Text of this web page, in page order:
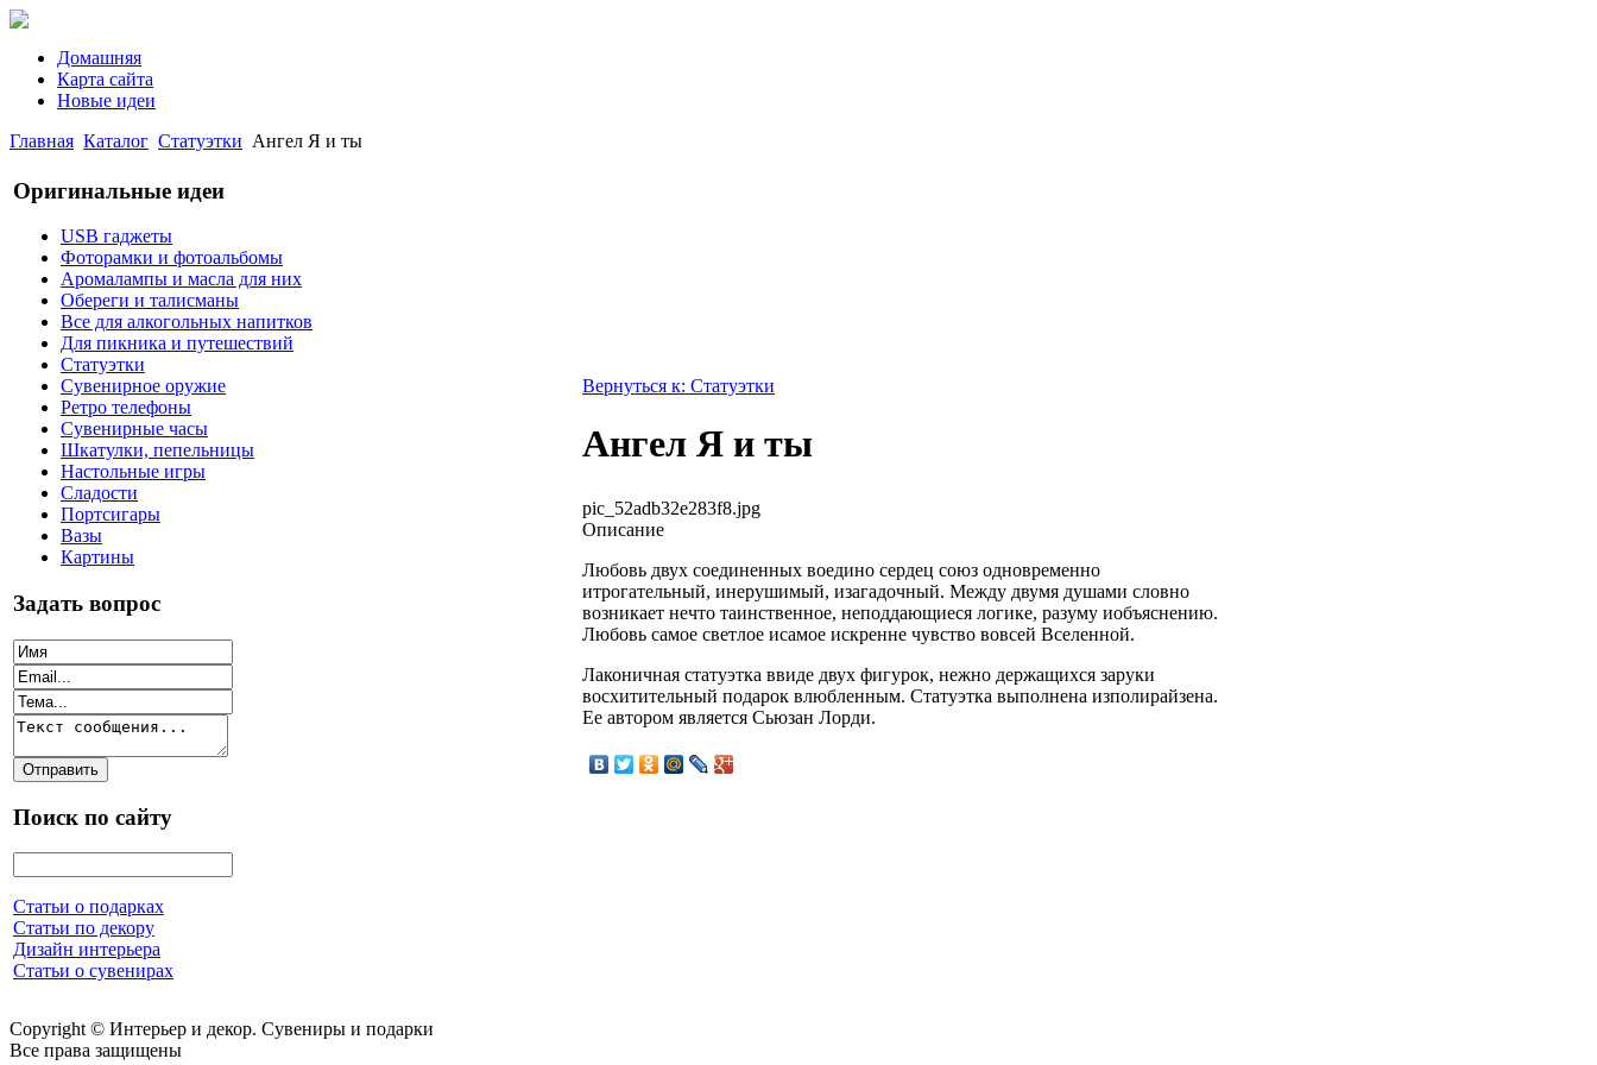
Домашняя
Карта сайта
Новые идеи
Главная Каталог Статуэтки Ангел Я и ты
Оригинальные идеи
USB гаджеты
Фоторамки и фотоальбомы
Аромалампы и масла для них
Обереги и талисманы
Все для алкогольных напитков
Для пикника и путешествий
Статуэтки
Сувенирное оружие
Ретро телефоны
Сувенирные часы
Шкатулки, пепельницы
Настольные игры
Сладости
Портсигары
Вазы
Картины
Задать вопрос
Поиск по сайту
Статьи о подарках
Статьи по декору
Дизайн интерьера
Статьи о сувенирах
Вернуться к: Статуэтки
Ангел Я и ты
pic_52adb32e283f8.jpg
Описание
Любовь двух соединенных воедино сердец союз одновременно
итрогательный, инерушимый, изагадочный. Между двумя душами словно
возникает нечто таинственное, неподдающиеся логике, разуму иобъяснению.
Любовь самое светлое исамое искренне чувство вовсей Вселенной.
Лаконичная статуэтка ввиде двух фигурок, нежно держащихся заруки
восхитительный подарок влюбленным. Статуэтка выполнена изполирайзена.
Ее автором является Сьюзан Лорди.
Copyright © Интерьер и декор. Сувениры и подарки
Все права защищены